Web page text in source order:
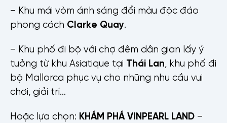
– Khu mái vòm ánh sáng đổi màu độc đáo
phong cách Clarke Quay.
– Khu phố đi bộ với chợ đêm dân gian lấy ý
tưởng từ khu Asiatique tại Thái Lan, khu phố đi
bộ Mallorca phục vụ cho những nhu cầu vui
chơi, giải trí…
Hoặc lựa chọn: KHÁM PHÁ VINPEARL LAND –